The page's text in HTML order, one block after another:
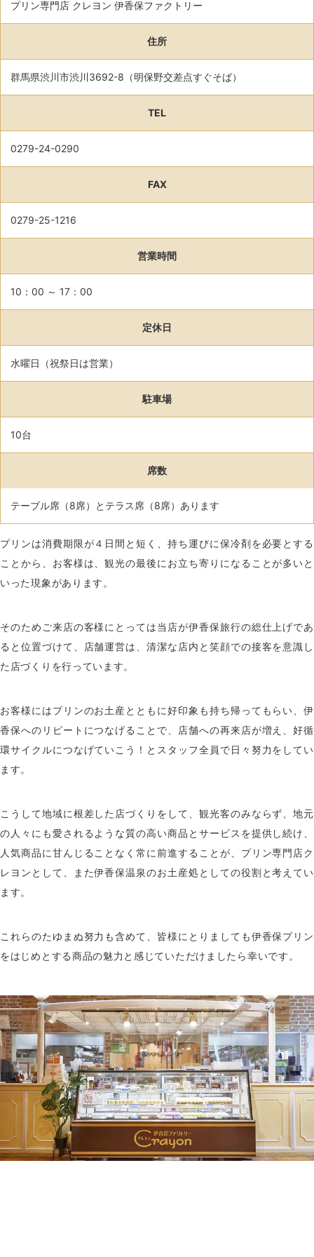
プリン専門店 クレヨン 伊香保ファクトリー
住所
群馬県渋川市渋川3692-8（明保野交差点すぐそば）
TEL
0279-24-0290
FAX
0279-25-1216
営業時間
10：00 ～ 17：00
定休日
水曜日（祝祭日は営業）
駐車場
10台
席数
テーブル席（8席）とテラス席（8席）あります
プリンは消費期限が４日間と短く、持ち運びに保冷剤を必要とする
ことから、お客様は、観光の最後にお立ち寄りになることが多いと
いった現象があります。
そのためご来店の客様にとっては当店が伊香保旅行の総仕上げであ
ると位置づけて、店舗運営は、清潔な店内と笑顔での接客を意識し
た店づくりを行っています。
お客様にはプリンのお土産とともに好印象も持ち帰ってもらい、伊
香保へのリピートにつなげることで、店舗への再来店が増え、好循
環サイクルにつなげていこう！とスタッフ全員で日々努力をしてい
ます。
こうして地域に根差した店づくりをして、観光客のみならず、地元
の人々にも愛されるような質の高い商品とサービスを提供し続け、
人気商品に甘んじることなく常に前進することが、プリン専門店ク
レヨンとして、また伊香保温泉のお土産処としての役割と考えてい
ます。
これらのたゆまぬ努力も含めて、皆様にとりましても伊香保プリン
をはじめとする商品の魅力と感じていただけましたら幸いです。